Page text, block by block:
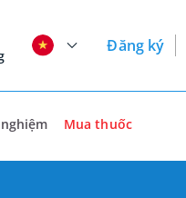
Đăng ký
Mua thuốc